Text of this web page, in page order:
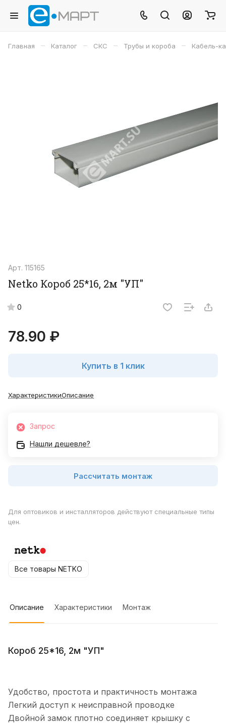
Главная – Каталог – СКС – Трубы и короба – Кабель-
Арт. 115165
Netko Короб 25*16, 2м "УП"
0
78.90 ₽
Купить в 1 клик
ХарактеристикиОписание
Запрос
Нашли дешевле?
Рассчитать монтаж
Для оптовиков и инсталляторов действуют специальные типы
цен.
Все товары NETKO
Описание Характеристики Монтаж
Короб 25*16, 2м "УП"
Удобство, простота и практичность монтажа
Легкий доступ к неисправной проводке
Двойной замок плотно соединяет крышку с